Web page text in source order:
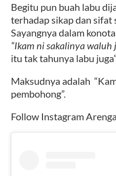
Begitu pun buah labu
terhadap sikap dan sifat
Sayangnya dalam
“Ikam ni sakalinya waluh
itu tak tahunya labu
Maksudnya adalah
pembohong”.
Follow Instagram